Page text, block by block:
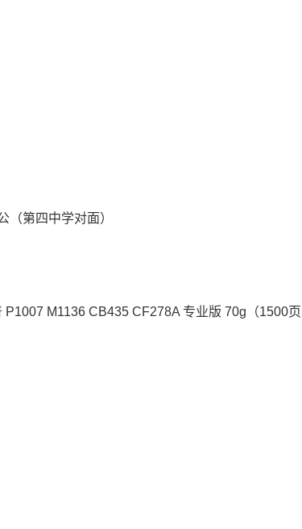
（第四中学对面）
M1136 CB435 CF278A 专业版 70g（1500